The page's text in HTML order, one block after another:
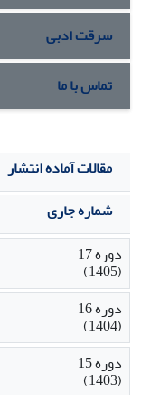
سرقت ادبی
تماس با ما
مقالات آماده انتشار
شماره جاری
دوره 17
(1405)
دوره 16
(1404)
دوره 15
(1403)